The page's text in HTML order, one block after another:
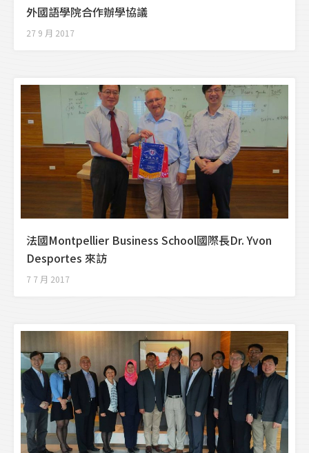
外國語學院合作辦學協議
27 9 月 2017
法國Montpellier Business School國際長Dr. Yvon
Desportes 來訪
7 7 月 2017